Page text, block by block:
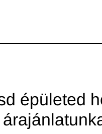
épületed